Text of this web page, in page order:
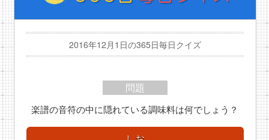
2016年12月1日の365日毎日クイズ
問題
楽譜の音符の中に隠れている調味料は何でしょう？